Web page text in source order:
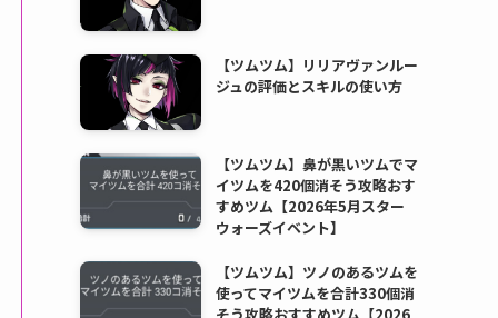
【ツムツム】リリアヴァンルー
ジュの評価とスキルの使い方
【ツムツム】鼻が黒いツムでマ
イツムを420個消そう攻略おす
すめツム【2026年5月スター
ウォーズイベント】
【ツムツム】ツノのあるツムを
使ってマイツムを合計330個消